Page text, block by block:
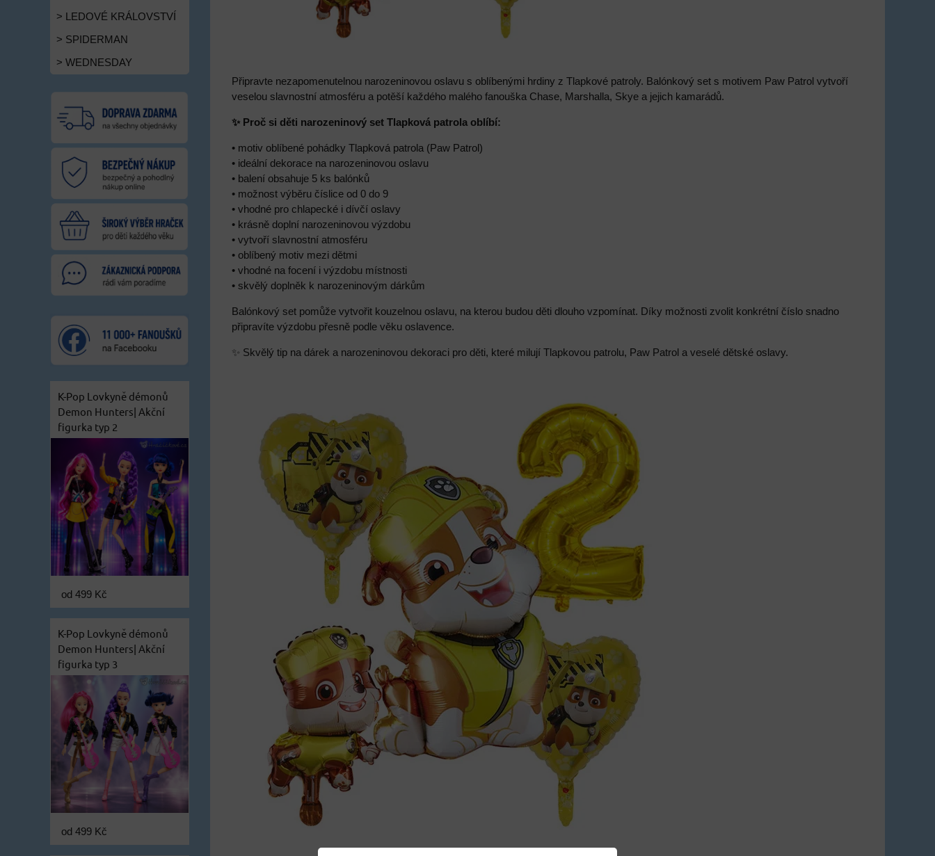
Připravte nezapomenutelnou narozeninovou oslavu s oblíbenými hrdiny z Tlapkové patroly. Balónkový set s motivem Paw Patrol vytvoří
veselou slavnostní atmosféru a potěší každého malého fanouška Chase, Marshalla, Skye a jejich kamarádů.
✨ Proč si děti narozeninový set Tlapková patrola oblíbí:
• motiv oblíbené pohádky Tlapková patrola (Paw Patrol)
• ideální dekorace na narozeninovou oslavu
• balení obsahuje 5 ks balónků
• možnost výběru číslice od 0 do 9
• vhodné pro chlapecké i dívčí oslavy
• krásně doplní narozeninovou výzdobu
• vytvoří slavnostní atmosféru
• oblíbený motiv mezi dětmi
• vhodné na focení i výzdobu místnosti
• skvělý doplněk k narozeninovým dárkům
Balónkový set pomůže vytvořit kouzelnou oslavu, na kterou budou děti dlouho vzpomínat. Díky možnosti zvolit konkrétní číslo snadno
připravíte výzdobu přesně podle věku oslavence.
✨ Skvělý tip na dárek a narozeninovou dekoraci pro děti, které milují Tlapkovou patrolu, Paw Patrol a veselé dětské oslavy.
> LEDOVÉ KRÁLOVSTVÍ
> SPIDERMAN
> WEDNESDAY
K-Pop Lovkyně démonů
Demon Hunters| Akční
figurka typ 2
od 499 Kč
K-Pop Lovkyně démonů
Demon Hunters| Akční
figurka typ 3
od 499 Kč